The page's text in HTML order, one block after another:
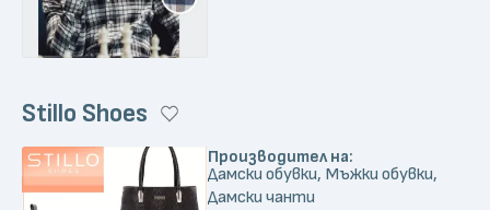
Stillo Shoes
Производител на:
Дамски обувки, Мъжки обувки,
Дамски чанти